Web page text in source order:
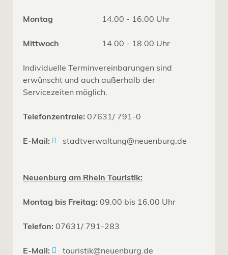
Montag 14.00 - 16.00 Uhr
Mittwoch 14.00 - 18.00 Uhr
Individuelle Terminvereinbarungen sind
erwünscht und auch außerhalb der
Servicezeiten möglich.
Telefonzentrale: 07631/ 791-0
E-Mail: stadtverwaltung@neuenburg.de
Neuenburg am Rhein Touristik:
Montag bis Freitag: 09.00 bis 16.00 Uhr
Telefon: 07631/ 791-283
E-Mail: touristik@neuenburg.de